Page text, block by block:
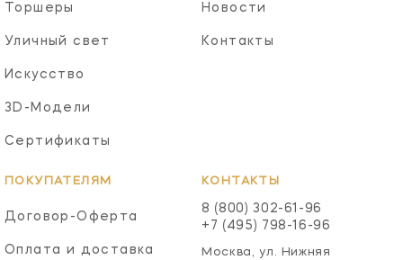
Торшеры
Уличный свет
Искусство
3D-Модели
Сертификаты
Новости
Контакты
ПОКУПАТЕЛЯМ
Договор-Оферта
Оплата и доставка
КОНТАКТЫ
8 (800) 302-61-96
+7 (495) 798-16-96
Москва, ул. Нижняя